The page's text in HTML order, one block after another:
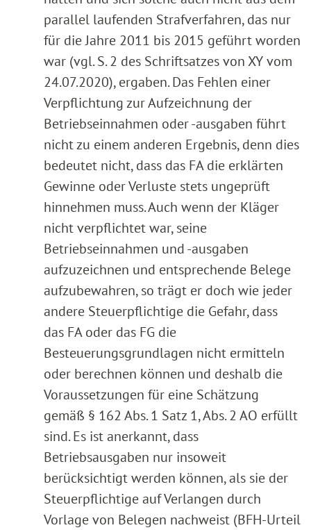
parallel laufenden Strafverfahren, das nur
für die Jahre 2011 bis 2015 geführt worden
war (vgl. S. 2 des Schriftsatzes von XY vom
24.07.2020), ergaben. Das Fehlen einer
Verpflichtung zur Aufzeichnung der
Betriebseinnahmen oder -ausgaben führt
nicht zu einem anderen Ergebnis, denn dies
bedeutet nicht, dass das FA die erklärten
Gewinne oder Verluste stets ungeprüft
hinnehmen muss. Auch wenn der Kläger
nicht verpflichtet war, seine
Betriebseinnahmen und -ausgaben
aufzuzeichnen und entsprechende Belege
aufzubewahren, so trägt er doch wie jeder
andere Steuerpflichtige die Gefahr, dass
das FA oder das FG die
Besteuerungsgrundlagen nicht ermitteln
oder berechnen können und deshalb die
Voraussetzungen für eine Schätzung
gemäß § 162 Abs. 1 Satz 1, Abs. 2 AO erfüllt
sind. Es ist anerkannt, dass
Betriebsausgaben nur insoweit
berücksichtigt werden können, als sie der
Steuerpflichtige auf Verlangen durch
Vorlage von Belegen nachweist (BFH-Urteil